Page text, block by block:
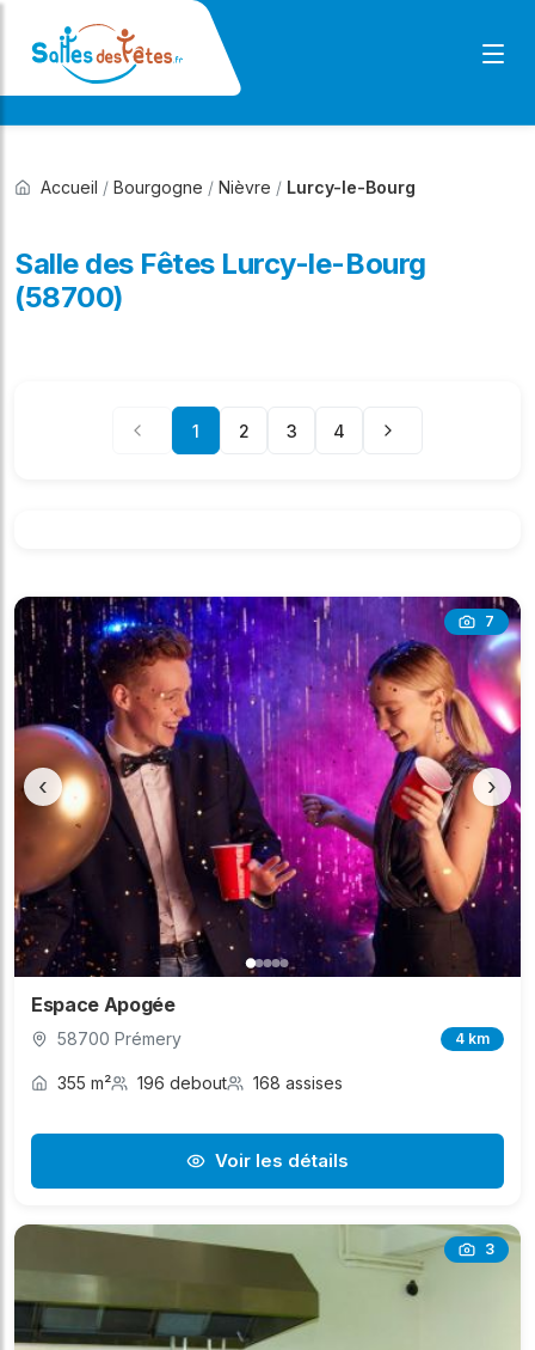
Accueil / Bourgogne / Nièvre / Lurcy-le-Bourg
Salle des Fêtes Lurcy-le-Bourg
(58700)
1 2 3 4
7
‹ ›
Espace Apogée
58700 Prémery 4 km
355 m² 196 debout 168 assises
Voir les détails
3